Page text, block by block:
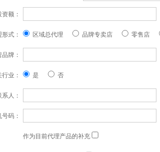
额：
式： 区域总代理 品牌专卖店 零售店
牌：
业： 是 否
人：
码：
作为目前代理产品的补充